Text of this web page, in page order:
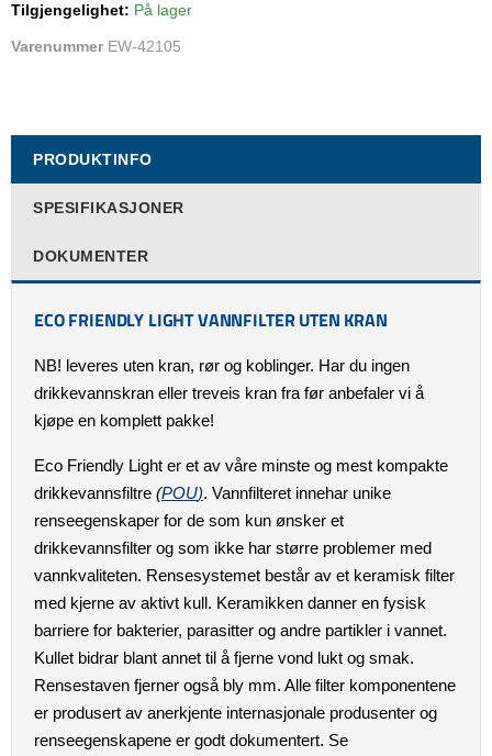
Tilgjengelighet: På lager
Varenummer EW-42105
PRODUKTINFO
SPESIFIKASJONER
DOKUMENTER
ECO FRIENDLY LIGHT VANNFILTER UTEN KRAN
NB! leveres uten kran, rør og koblinger. Har du ingen
drikkevannskran eller treveis kran fra før anbefaler vi å
kjøpe en komplett pakke!
Eco Friendly Light er et av våre minste og mest kompakte
drikkevannsfiltre (POU). Vannfilteret innehar unike
renseegenskaper for de som kun ønsker et
drikkevannsfilter og som ikke har større problemer med
vannkvaliteten. Rensesystemet består av et keramisk filter
med kjerne av aktivt kull. Keramikken danner en fysisk
barriere for bakterier, parasitter og andre partikler i vannet.
Kullet bidrar blant annet til å fjerne vond lukt og smak.
Rensestaven fjerner også bly mm. Alle filter komponentene
er produsert av anerkjente internasjonale produsenter og
renseegenskapene er godt dokumentert. Se